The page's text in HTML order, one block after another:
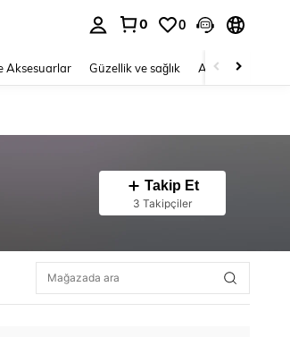
0 0
Aksesuarlar Güzellik ve sağlık Ayakkabı
Takip Et
3 Takipçiler